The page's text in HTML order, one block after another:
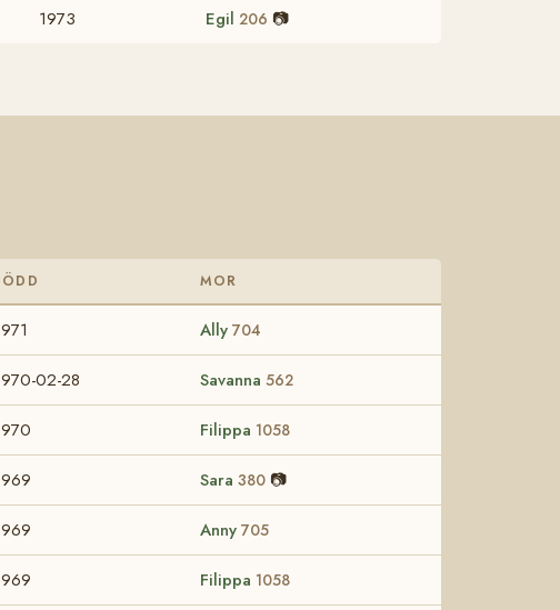
1973 Egil 206 📷
MOR
Ally 704
02-28 Savanna 562
Filippa 1058
Sara 380 📷
Anny 705
Filippa 1058